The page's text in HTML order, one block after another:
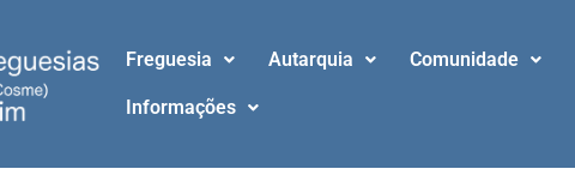
Freguesia Autarquia Comunidade
Informações